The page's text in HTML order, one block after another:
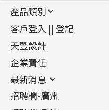
產品類別
新產品
足金系列
足金配件
機織鏈系列
珠仔鏈
镶口链
管狀網鏈
十字車花鏈系列
首飾配件
耳環類配件
卷迫系列
螺絲迫系列
鏈類配件
動感車花吊墜
其他類配件
鑲口類
四爪頭系列
六爪頭系列
首飾系列
手镯系列
貴金屬原料
客戶登入 || 登記
天豐設計
企業責任
最新消息
最新消息
招聘欄-廣州